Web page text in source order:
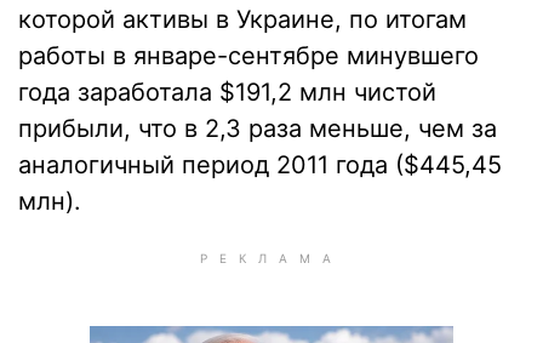
которой активы в Украине, по итогам
работы в январе-сентябре минувшего
года заработала $191,2 млн чистой
прибыли, что в 2,3 раза меньше, чем за
аналогичный период 2011 года ($445,45
млн).